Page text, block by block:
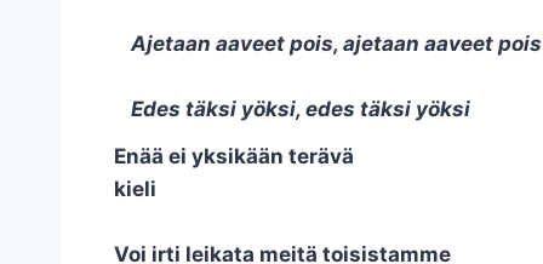
Ajetaan aaveet pois, ajetaan aaveet pois
Edes täksi yöksi, edes täksi yöksi
Enää ei yksikään terävä
kieli
Voi irti leikata meitä toisistamme